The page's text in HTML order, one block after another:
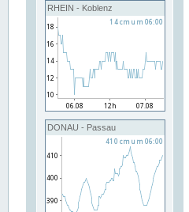
RHEIN - Koblenz
DONAU - Passau